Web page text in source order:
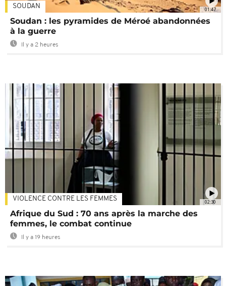
01:47
SOUDAN
Soudan : les pyramides de Méroé abandonnées
à la guerre
Il y a 2 heures
02:30
VIOLENCE CONTRE LES FEMMES
Afrique du Sud : 70 ans après la marche des
femmes, le combat continue
Il y a 19 heures